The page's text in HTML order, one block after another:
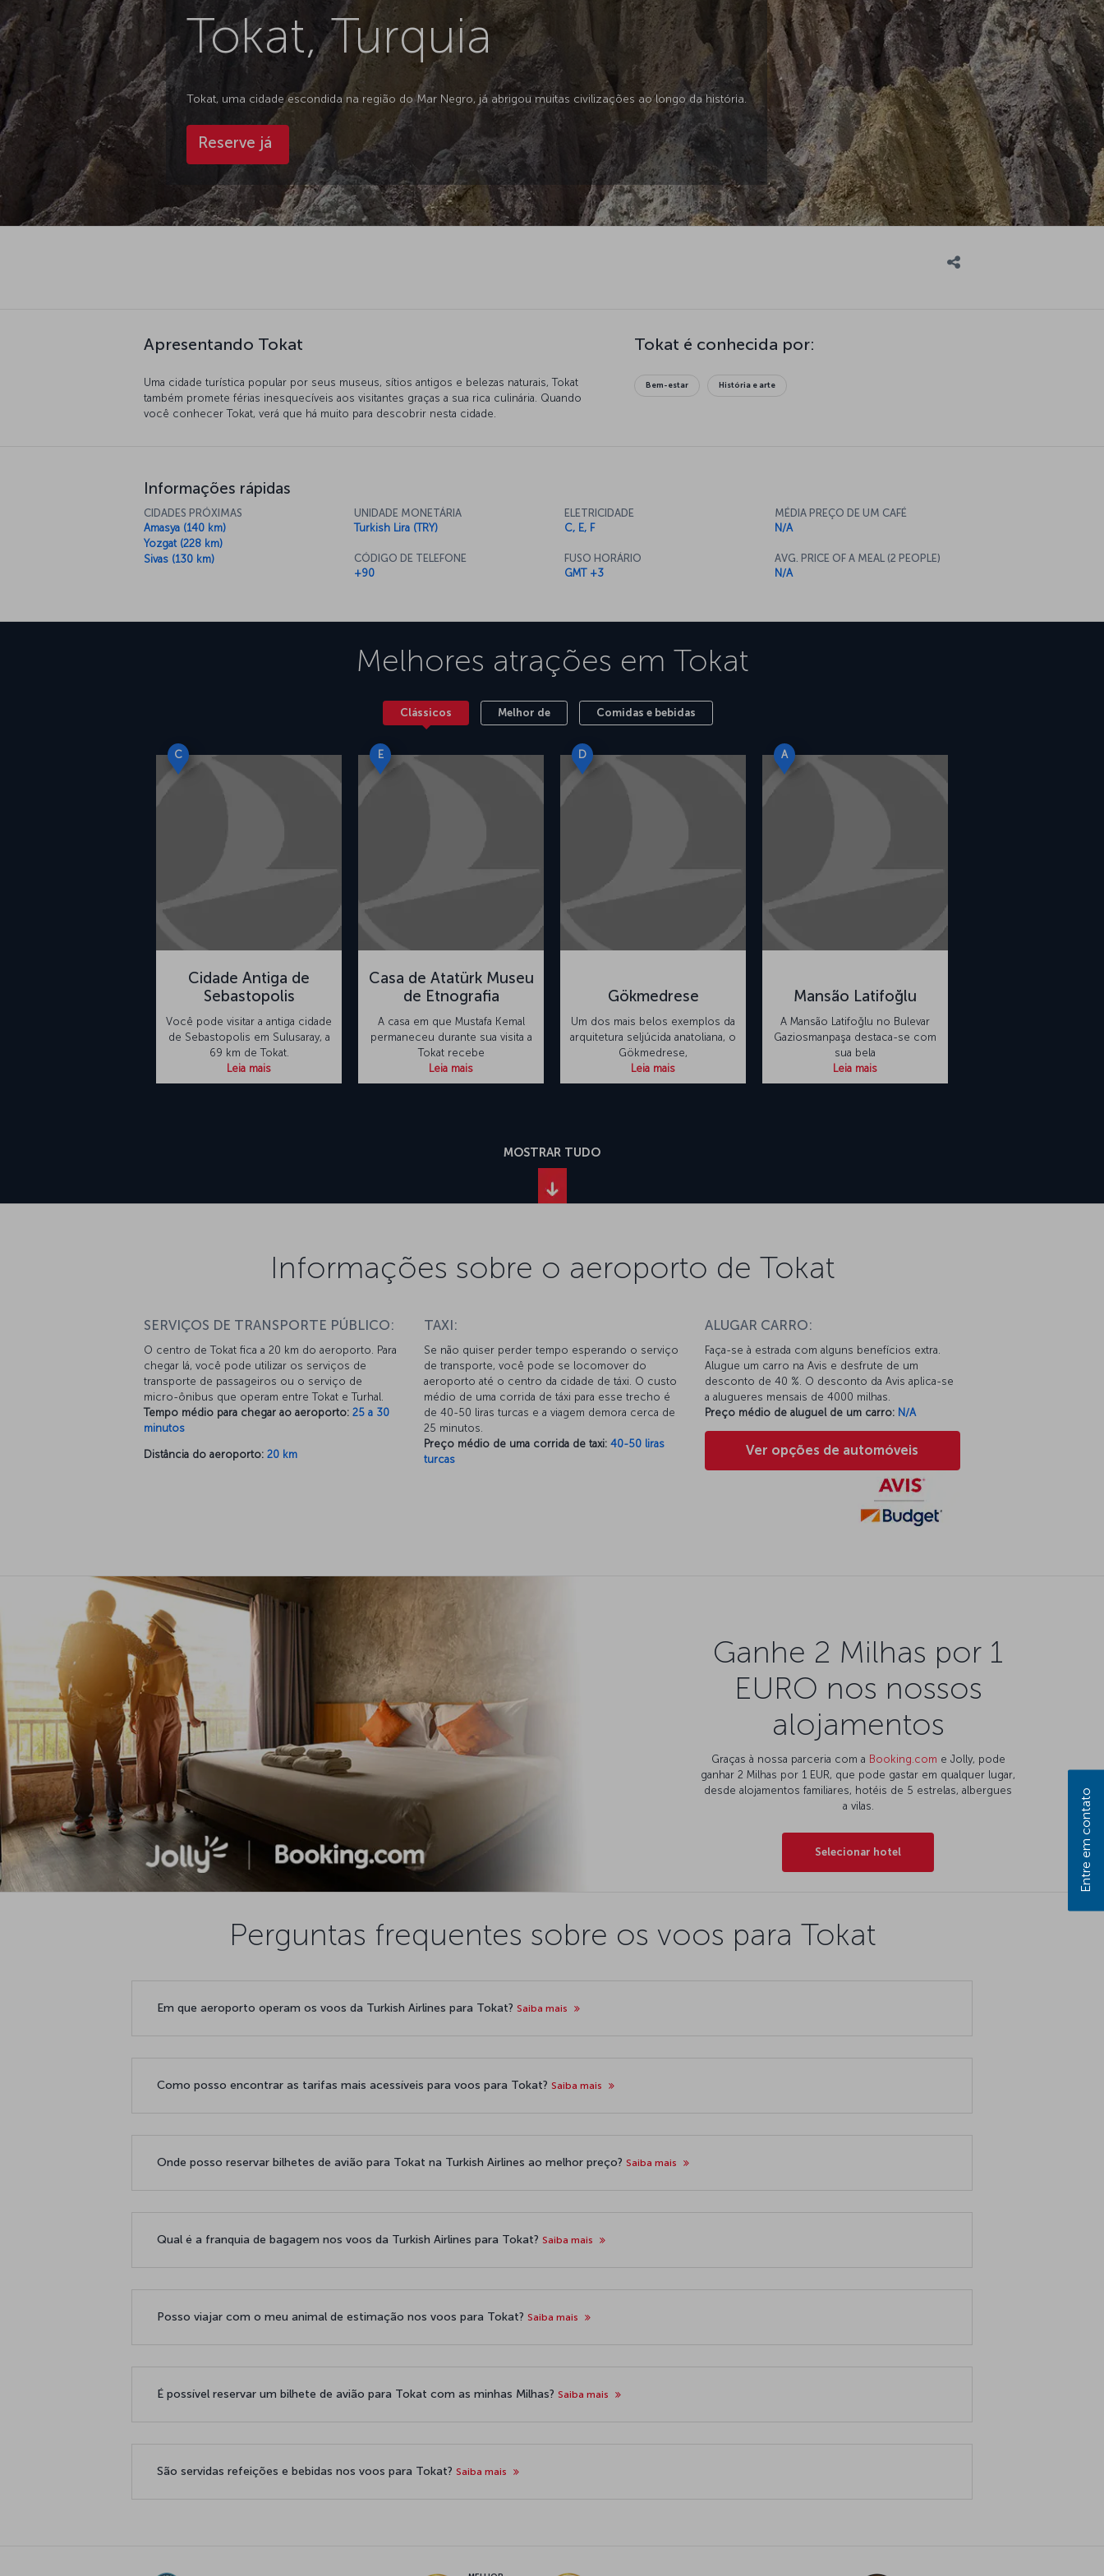
Tokat, Turquia
Tokat, uma cidade escondida na região do Mar Negro, já abrigou muitas civilizações ao longo da história.
Reserve já
Apresentando Tokat
Uma cidade turística popular por seus museus, sítios antigos e belezas naturais, Tokat
também promete férias inesquecíveis aos visitantes graças a sua rica culinária. Quando
você conhecer Tokat, verá que há muito para descobrir nesta cidade.
Tokat é conhecida por:
Bem-estar História e arte
Informações rápidas
CIDADES PRÓXIMAS
Amasya (140 km)
Yozgat (228 km)
Sivas (130 km)
UNIDADE MONETÁRIA
Turkish Lira (TRY)
CÓDIGO DE TELEFONE
+90
ELETRICIDADE
C, E, F
FUSO HORÁRIO
GMT +3
MÉDIA PREÇO DE UM CAFÉ
N/A
AVG. PRICE OF A MEAL (2 PEOPLE)
N/A
Melhores atrações em Tokat
Clássicos Melhor de Comidas e bebidas
C
Cidade Antiga de
Sebastopolis
Você pode visitar a antiga cidade
de Sebastopolis em Sulusaray, a
69 km de Tokat.
Leia mais
E
Casa de Atatürk Museu
de Etnografia
A casa em que Mustafa Kemal
permaneceu durante sua visita a
Tokat recebe
Leia mais
D
Gökmedrese
Um dos mais belos exemplos da
arquitetura seljúcida anatoliana, o
Gökmedrese,
Leia mais
A
Mansão Latifoğlu
A Mansão Latifoğlu no Bulevar
Gaziosmanpaşa destaca-se com
sua bela
Leia mais
MOSTRAR TUDO
Informações sobre o aeroporto de Tokat
SERVIÇOS DE TRANSPORTE PÚBLICO:
O centro de Tokat fica a 20 km do aeroporto. Para
chegar lá, você pode utilizar os serviços de
transporte de passageiros ou o serviço de
micro-ônibus que operam entre Tokat e Turhal.
Tempo médio para chegar ao aeroporto: 25 a 30
minutos
Distância do aeroporto: 20 km
TAXI:
Se não quiser perder tempo esperando o serviço
de transporte, você pode se locomover do
aeroporto até o centro da cidade de táxi. O custo
médio de uma corrida de táxi para esse trecho é
de 40-50 liras turcas e a viagem demora cerca de
25 minutos.
Preço médio de uma corrida de taxi: 40-50 liras
turcas
ALUGAR CARRO:
Faça-se à estrada com alguns benefícios extra.
Alugue um carro na Avis e desfrute de um
desconto de 40 %. O desconto da Avis aplica-se
a alugueres mensais de 4000 milhas.
Preço médio de aluguel de um carro: N/A
Ver opções de automóveis
Ganhe 2 Milhas por 1
EURO nos nossos
alojamentos
Graças à nossa parceria com a Booking.com e Jolly, pode
ganhar 2 Milhas por 1 EUR, que pode gastar em qualquer lugar,
desde alojamentos familiares, hotéis de 5 estrelas, albergues
a vilas.
Selecionar hotel
Perguntas frequentes sobre os voos para Tokat
Em que aeroporto operam os voos da Turkish Airlines para Tokat? Saiba mais
Como posso encontrar as tarifas mais acessíveis para voos para Tokat? Saiba mais
Onde posso reservar bilhetes de avião para Tokat na Turkish Airlines ao melhor preço? Saiba mais
Qual é a franquia de bagagem nos voos da Turkish Airlines para Tokat? Saiba mais
Posso viajar com o meu animal de estimação nos voos para Tokat? Saiba mais
É possível reservar um bilhete de avião para Tokat com as minhas Milhas? Saiba mais
São servidas refeições e bebidas nos voos para Tokat? Saiba mais
Entre em contato